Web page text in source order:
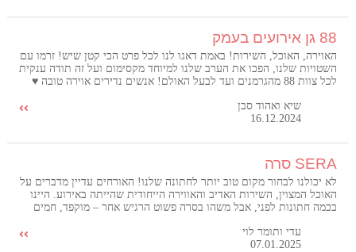
88 גן אירועים בעמק
האוירה, האוכל, השירות! באמת דאגו לנו לכל פרט הכי קטן שיש! זרמו עם
השטויות שלנו, הפכו את הערב שלנו למיוחד מקסימום ועל זה תודה ענקית
לכל צוות 88 מהגרמנים ועד לבעל האולם! אנשים נדירים אוירה טובה ♥️
שיא ואהוד סבן
16.12.2024
SERA סרה
לא יכולנו לבחור מקום טוב יותר לחתונה שלנו! האורחים עדיין מדברים על
האוכל המצוין, השירות האדיב והאווירה הייחודית שהייתה באירוע. היינו
בכמה חתונות לפני, אבל משהו בסרה פשוט הרגיש אחר – מוקפד, חמים
המאושר בחיינו, וממליצים לכל זוג לעשות את אותו הדבר!
עדי ותומר לוי
07.01.2025